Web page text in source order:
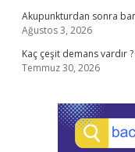
Akupunkturdan sonra
Ağustos 3, 2026
Kaç çeşit demans vardır ?
Temmuz 30, 2026